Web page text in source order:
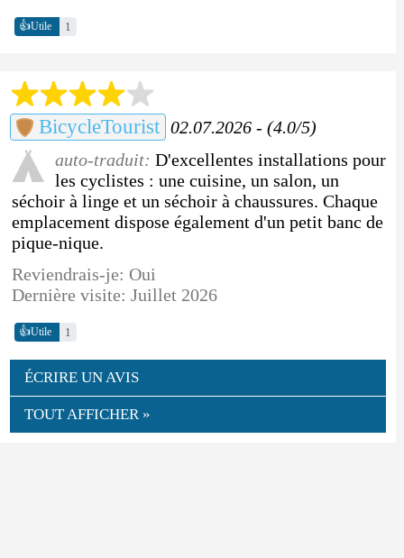
👍Utile 1
BicycleTourist 02.07.2026 - (4.0/5)
auto-traduit: D'excellentes installations pour
les cyclistes : une cuisine, un salon, un
séchoir à linge et un séchoir à chaussures. Chaque
emplacement dispose également d'un petit banc de
pique-nique.
Reviendrais-je: Oui
Dernière visite: Juillet 2026
👍Utile 1
ÉCRIRE UN AVIS
TOUT AFFICHER »